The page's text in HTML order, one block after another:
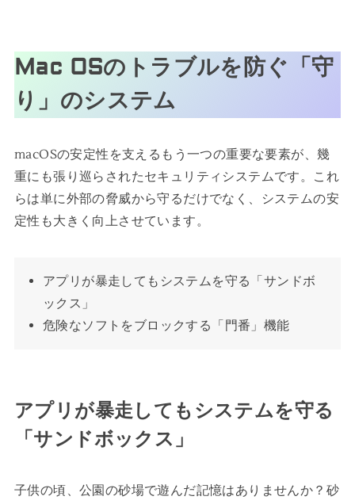
Mac OSのトラブルを防ぐ「守
り」のシステム
macOSの安定性を支えるもう一つの重要な要素が、幾
重にも張り巡らされたセキュリティシステムです。これ
らは単に外部の脅威から守るだけでなく、システムの安
定性も大きく向上させています。
アプリが暴走してもシステムを守る「サンドボ
ックス」
危険なソフトをブロックする「門番」機能
アプリが暴走してもシステムを守る
「サンドボックス」
子供の頃、公園の砂場で遊んだ記憶はありませんか？砂